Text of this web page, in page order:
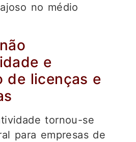
no médio
e
de licenças e
tornou-se
para empresas de